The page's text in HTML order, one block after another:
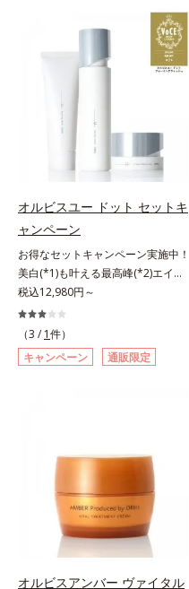
透スピードがアップ(*5)し、浸透し
にくい大人肌の深く(*3)まで素早く
届けます。真皮のコラーゲン産生を
悩みのシワを改善しながら、過剰な
メラニン生成を防ぎ未来のシミ・ソ
バカスを予防します。さらに独自研
究に基づいた浸透型ハリ保湿成分
(*6)で大人肌にハリ感をプラス。す
で、"顔全体にご使用いただける設
計"。見えているシワはもちろん、
自分では気づきにくい死角のシワの
改善にも効果を発揮します。*1 メ
ラニンの生成を抑え、シミ・ソバカ
スを防ぐ*2 ナイアシンアミド（有
効成分）、水添大豆リン脂質、フィ
トステロール、水（基剤）、
BG（保湿）*3 角層まで*4 K石けん
クロヘキサンジカルボン酸ビスエト
キシジグリコール（保湿）＜使用量
目安＞パール1粒程度＜ご使用ステ
ップ＞洗顔料 ⇒ 化粧水 ⇒ ザ リン
クルセラム ⇒ 保湿液＜1商品あたり
の使用回数＞通常サイズ：約90回
オルビスユー ドット セットキ
ャンペーン
お得なセットキャンペーン実施中！
美白(*1)も叶える最高峰(*2)エイジ
ングケア(*3)。ハリも透明感(*4)も
結果主義。年齢サイン(*5)の因子に
着目した肌科学エイジングケア(*3)
シリーズ。オルビスユー ドットシ
リーズは、年齢による肌悩み一つ一
ない状態である「ハリのなさ」や、
くすみ(*6)などが現れている状態で
ある「透明感のなさ」が現れること
で大人の肌印象に大きな影響を与え
ていることが分かりました。そこで
オルビスユー ドットシリーズは美
容成分(*7)として「G.D.F.アクティ
税込12,980円～
（3 / 1件）
キャンペーン
通販限定
オルビスアンバー ヴァイタル